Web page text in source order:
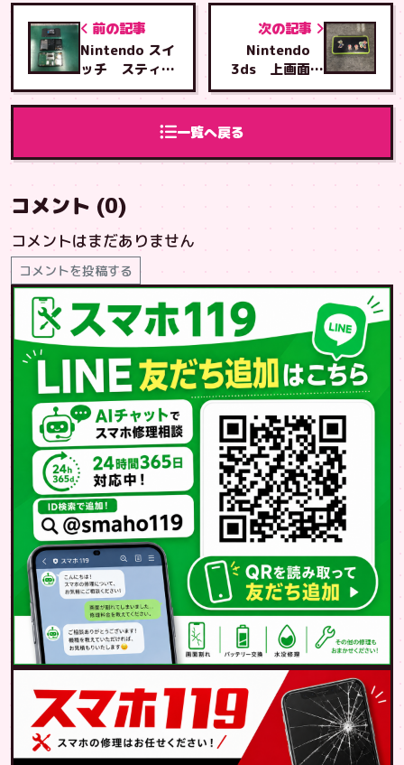
前の記事
Nintendo スイ
ッチ スティク
ススイッチ交換
終了
一覧へ戻る
次の記事
Nintendo
3ds 上画面交
換修理
コメント (0)
コメントはまだありません
コメントを投稿する